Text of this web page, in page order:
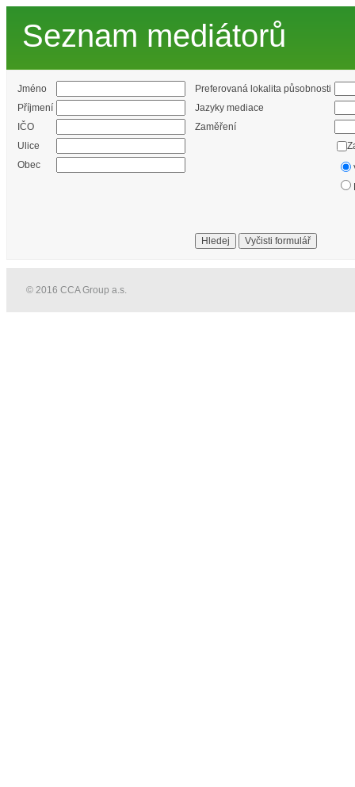
Seznam mediátorů
Jméno
Preferovaná lokalita působnosti
Příjmení
Jazyky mediace
IČO
Zaměření
Ulice
Obec
© 2016 CCA Group a.s.